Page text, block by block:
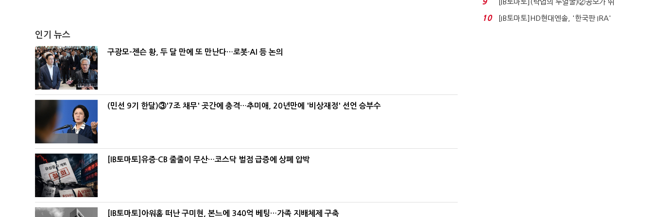
인기 뉴스
구광모-젠슨 황, 두 달 만에 또 만난다…로봇·AI 등 논의
(민선 9기 한달)③'7조 채무' 곳간에 충격…추미애, 20년만에 '비상재정' 선언 승부수
[IB토마토]유증·CB 줄줄이 무산…코스닥 벌점 급증에 상폐 압박
[IB토마토]아워홈 떠난 구미현, 본느에 340억 베팅…가족 지배체제 구축
[IB토마토](락업의 두얼굴)②공모가 뛰
자 첫날 매도…FI ...
10
[IB토마토]HD현대엔솔, '한국판 IRA'